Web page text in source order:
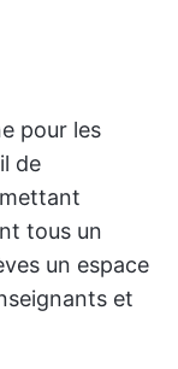
pour les
de
tous un
un espace
et